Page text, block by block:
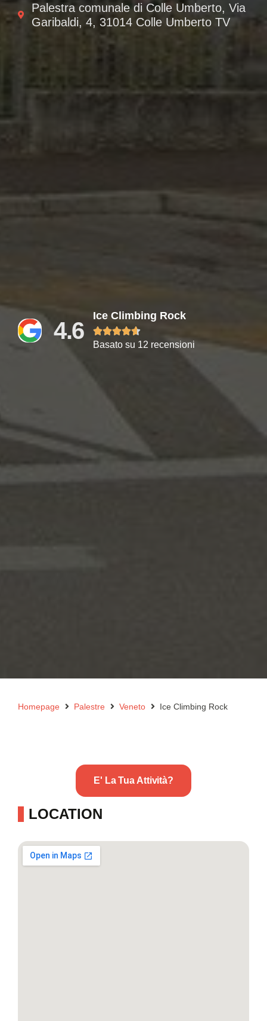
Palestra comunale di Colle Umberto, Via
Garibaldi, 4, 31014 Colle Umberto TV
4.6
Ice Climbing Rock

Basato su 12 recensioni
Homepage Palestre Veneto Ice Climbing Rock
E' La Tua Attività?
LOCATION